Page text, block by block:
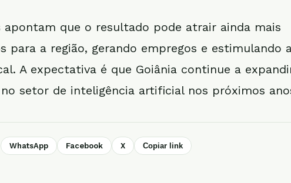
apontam que o resultado pode atrair ainda mais
para a região, gerando empregos e estimulando
A expectativa é que Goiânia continue a
setor de inteligência artificial nos próximos
WhatsApp Facebook X Copiar link